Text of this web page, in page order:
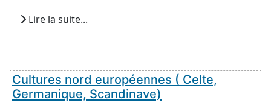
Lire la suite...
Cultures nord européennes ( Celte,
Germanique, Scandinave)